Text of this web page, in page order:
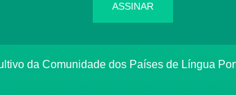
ASSINAR
da Comunidade dos Países de Língua